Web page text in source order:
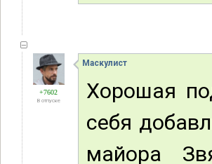
+7602
В отпуске
Маскулист
Хорошая
себя
майора